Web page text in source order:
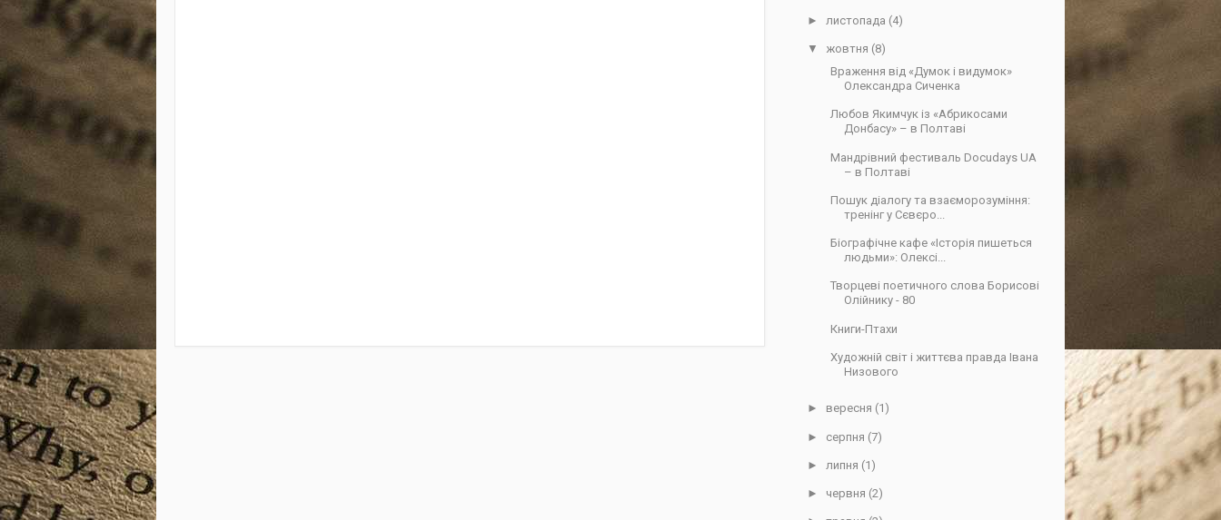
► листопада (4)
▼ жовтня (8)
Враження від «Думок і видумок»
Олександра Сиченка
Любов Якимчук із «Абрикосами
Донбасу» – в Полтаві
Мандрівний фестиваль Docudays UA
– в Полтаві
Пошук діалогу та взаєморозуміння:
тренінг у Сєвєро...
Біографічне кафе «Історія пишеться
людьми»: Олексі...
Творцеві поетичного слова Борисові
Олійнику - 80
Книги-Птахи
Художній світ і життєва правда Івана
Низового
► вересня (1)
► серпня (7)
► липня (1)
► червня (2)